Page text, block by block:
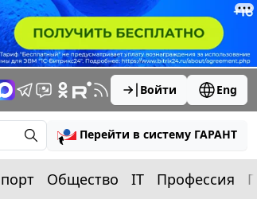
Войти Eng
Перейти в систему ГАРАНТ
Общество IT Профессия